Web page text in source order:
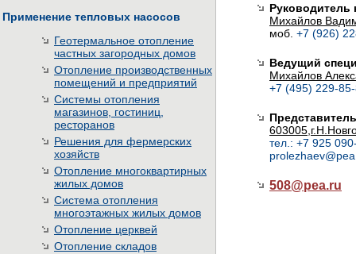
Применение тепловых насосов
Геотермальное отопление
частных загородных домов
Отопление производственных
помещений и предприятий
Системы отопления
магазинов, гостиниц,
ресторанов
Решения для фермерских
хозяйств
Отопление многоквартирных
жилых домов
Система отопления
многоэтажных жилых домов
Отопление церквей
Отопление складов
Руководитель
Михайлов
моб. +7 (926)
Ведущий
Михайлов
+7 (495) 229-
тел.: +7 925
508@pea.ru